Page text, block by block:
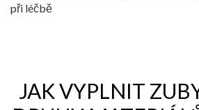
při léčbě
JAK VYPLNIT